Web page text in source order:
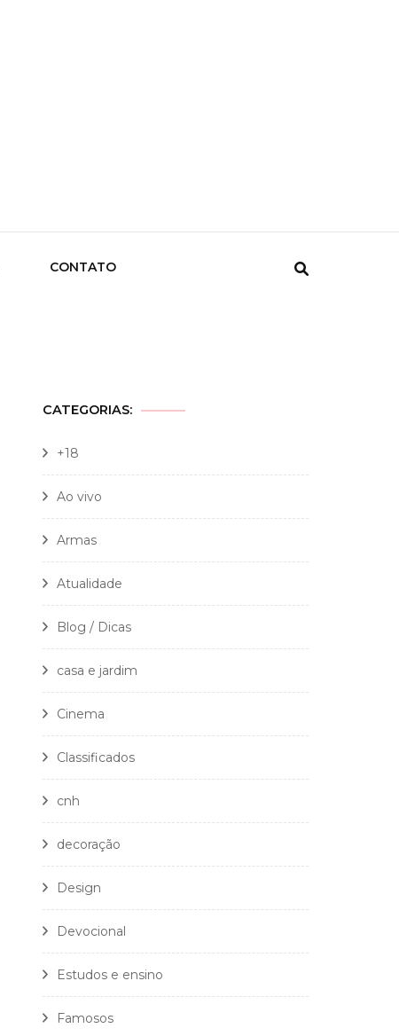
CONTATO
CATEGORIAS:
+18
Ao vivo
Armas
Atualidade
Blog / Dicas
casa e jardim
Cinema
Classificados
cnh
decoração
Design
Devocional
Estudos e ensino
Famosos